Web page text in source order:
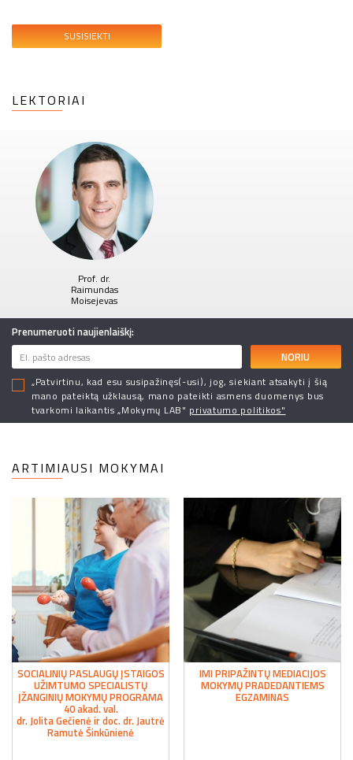
SUSISIEKTI
LEKTORIAI
Prof. dr.
Raimundas
Moisejevas
Prenumeruoti naujienlaiškį:
NORIU
„Patvirtinu, kad esu susipažinęs(-usi), jog, siekiant atsakyti į šią
mano pateiktą užklausą, mano pateikti asmens duomenys bus
tvarkomi laikantis „Mokymų LAB" privatumo politikos"
ARTIMIAUSI MOKYMAI
SOCIALINIŲ PASLAUGŲ ĮSTAIGOS
UŽIMTUMO SPECIALISTŲ
ĮŽANGINIŲ MOKYMŲ PROGRAMA
40 akad. val.
dr. Jolita Gečienė ir doc. dr. Jautrė
Ramutė Šinkūnienė
IMI PRIPAŽINTŲ MEDIACIJOS
MOKYMŲ PRADEDANTIEMS
EGZAMINAS